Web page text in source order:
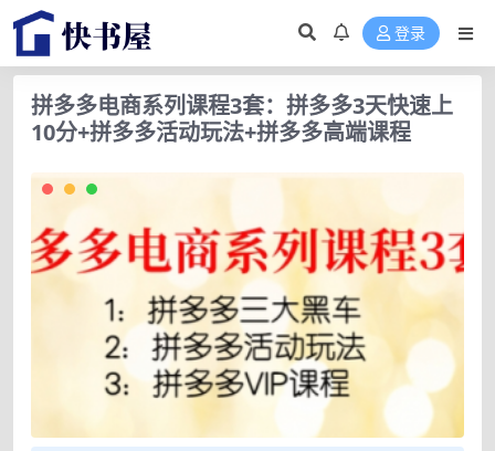
登录
拼多多电商系列课程3套：拼多多3天快速上
10分+拼多多活动玩法+拼多多高端课程